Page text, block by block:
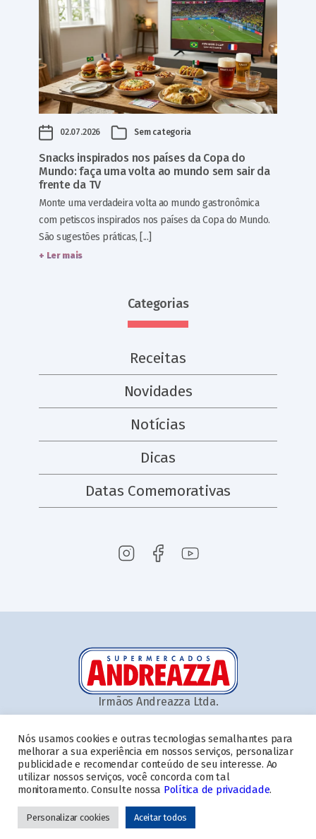
02.07.2026 Sem categoria
Snacks inspirados nos países da Copa do
Mundo: faça uma volta ao mundo sem sair da
frente da TV
Monte uma verdadeira volta ao mundo gastronômica
com petiscos inspirados nos países da Copa do Mundo.
São sugestões práticas, [...]
+ Ler mais
Categorias
Receitas
Novidades
Notícias
Dicas
Datas Comemorativas
Irmãos Andreazza Ltda.
HomeQuem somosOfertasAplicativoServiçosCartão
Nossas LojasBlogContatoTrabalhe conosco
Troco Solidário
Nós usamos cookies e outras tecnologias semalhantes para
melhorar a sua experiência em nossos serviços, personalizar
publicidade e recomendar conteúdo de seu interesse. Ao
utilizar nossos serviços, você concorda com tal
monitoramento. Consulte nossa Política de privacidade.
Personalizar cookies Aceitar todos